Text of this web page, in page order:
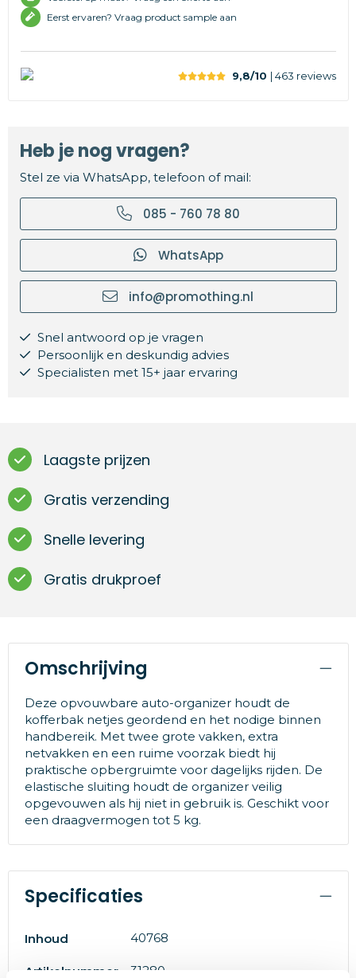
Eerst ervaren? Vraag product sample aan
9,8/10 | 463 reviews
Heb je nog vragen?
Stel ze via WhatsApp, telefoon of mail:
085 - 760 78 80
WhatsApp
info@promothing.nl
Snel antwoord op je vragen
Persoonlijk en deskundig advies
Specialisten met 15+ jaar ervaring
Laagste prijzen
Gratis verzending
Snelle levering
Gratis drukproef
Omschrijving
Deze opvouwbare auto-organizer houdt de
kofferbak netjes geordend en het nodige binnen
handbereik. Met twee grote vakken, extra
netvakken en een ruime voorzak biedt hij
praktische opbergruimte voor dagelijks rijden. De
elastische sluiting houdt de organizer veilig
opgevouwen als hij niet in gebruik is. Geschikt voor
een draagvermogen tot 5 kg.
Specificaties
Inhoud 40768
Artikelnummer 31280